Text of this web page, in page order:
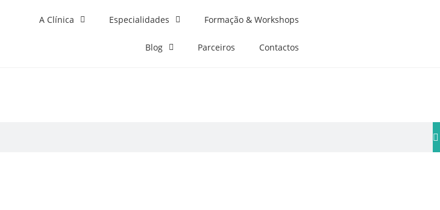
A Clínica Especialidades Formação & Workshops
Blog Parceiros Contactos